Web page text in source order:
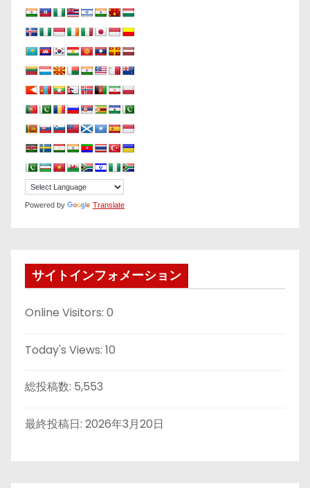
Powered by Translate
サイトインフォメーション
Online Visitors: 0
Today's Views: 10
総投稿数: 5,553
最終投稿日: 2026年3月20日